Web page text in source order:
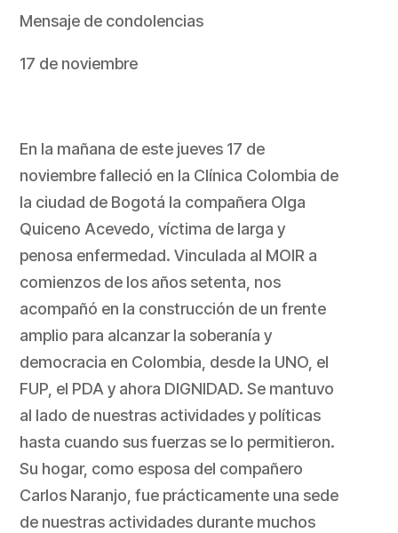
Mensaje de condolencias
17 de noviembre
En la mañana de este jueves 17 de
noviembre falleció en la Clínica Colombia de
la ciudad de Bogotá la compañera Olga
Quiceno Acevedo, víctima de larga y
penosa enfermedad. Vinculada al MOIR a
comienzos de los años setenta, nos
acompañó en la construcción de un frente
amplio para alcanzar la soberanía y
democracia en Colombia, desde la UNO, el
FUP, el PDA y ahora DIGNIDAD. Se mantuvo
al lado de nuestras actividades y políticas
hasta cuando sus fuerzas se lo permitieron.
Su hogar, como esposa del compañero
Carlos Naranjo, fue prácticamente una sede
de nuestras actividades durante muchos